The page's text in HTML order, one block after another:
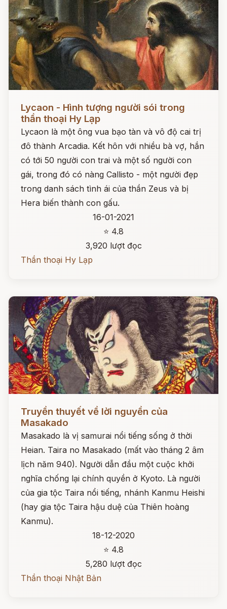
Lycaon - Hình tượng người sói trong
thần thoại Hy Lạp
Lycaon là một ông vua bạo tàn và vô độ cai trị
đô thành Arcadia. Kết hôn với nhiều bà vợ, hắn
có tới 50 người con trai và một số người con
gái, trong đó có nàng Callisto - một người đẹp
trong danh sách tình ái của thần Zeus và bị
Hera biến thành con gấu.
16-01-2021
⭐ 4.8
3,920 lượt đọc
Thần thoại Hy Lạp
Đọc ngay
Truyền thuyết về lời nguyền của
Masakado
Masakado là vị samurai nổi tiếng sống ở thời
Heian. Taira no Masakado (mất vào tháng 2 âm
lịch năm 940). Người dẫn đầu một cuộc khởi
nghĩa chống lại chính quyền ở Kyoto. Là người
của gia tộc Taira nổi tiếng, nhánh Kanmu Heishi
(hay gia tộc Taira hậu duệ của Thiên hoàng
Kanmu).
18-12-2020
⭐ 4.8
5,280 lượt đọc
Thần thoại Nhật Bản